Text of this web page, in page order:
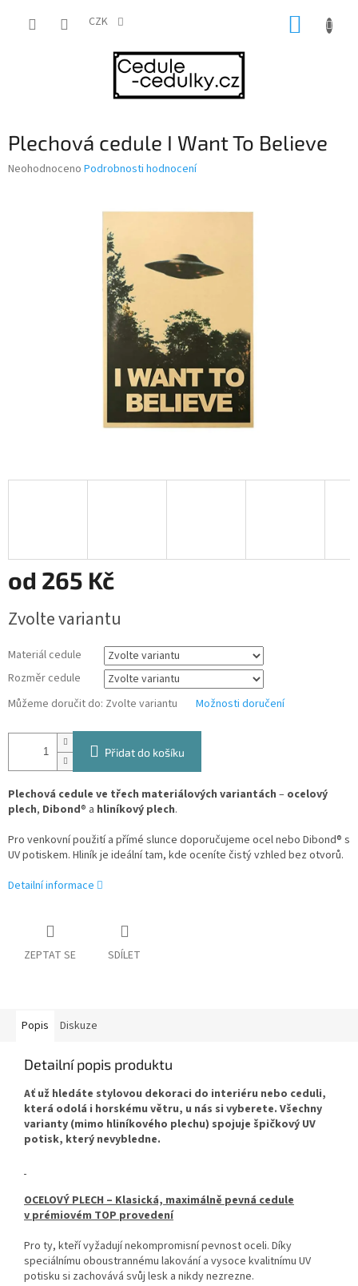
CZK
Plechová cedule I Want To Believe
Průměrné
Neohodnoceno Podrobnosti hodnocení
od 265 Kč
cena:
Zvolte variantu
Materiál cedule
Rozměr cedule
Můžeme doručit do: Zvolte variantu Možnosti doručení
Přidat do košíku
Plechová cedule ve třech materiálových variantách – ocelový
plech, Dibond® a hliníkový plech.
Pro venkovní použití a přímé slunce doporučujeme ocel nebo Dibond® s
UV potiskem. Hliník je ideální tam, kde oceníte čistý vzhled bez otvorů.
Detailní informace
ZEPTAT SE SDÍLET
Popis Diskuze
Detailní popis produktu
Ať už hledáte stylovou dekoraci do interiéru nebo ceduli,
která odolá i horskému větru, u nás si vyberete. Všechny
varianty (mimo hliníkového plechu) spojuje špičkový UV
potisk, který nevybledne.
OCELOVÝ PLECH – Klasická, maximálně pevná cedule
v prémiovém TOP provedení
Pro ty, kteří vyžadují nekompromisní pevnost oceli. Díky
speciálnímu oboustrannému lakování a vysoce kvalitnímu UV
potisku si zachovává svůj lesk a nikdy nezrezne.